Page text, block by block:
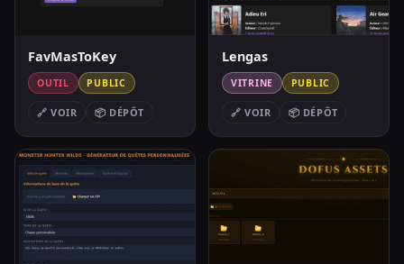
FavMasToKey
OUTIL PUBLIC
🔗 VOIR 📦 DÉPÔT
Lengas
VITRINE PUBLIC
🔗 VOIR 📦 DÉPÔT